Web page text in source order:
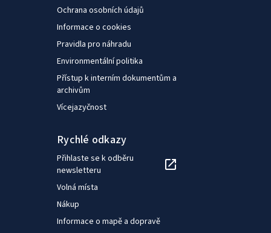
Ochrana osobních údajů
Informace o cookies
Pravidla pro náhradu
Environmentální politika
Přístup k interním dokumentům a
archivům
Vícejazyčnost
Rychlé odkazy
Přihlaste se k odběru
newsletteru
Volná místa
Nákup
Informace o mapě a dopravě